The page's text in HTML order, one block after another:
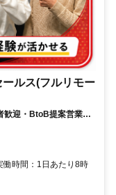
ルス(フルリモー
歓迎・BtoB提案営業で
働時間：1日あたり8時